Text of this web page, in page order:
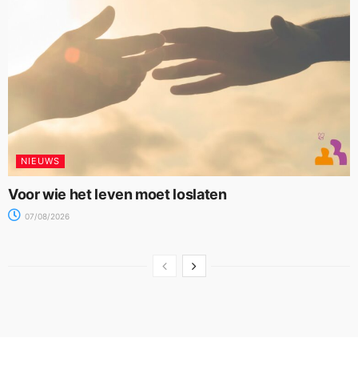
NIEUWS
Voor wie het leven moet loslaten
07/08/2026